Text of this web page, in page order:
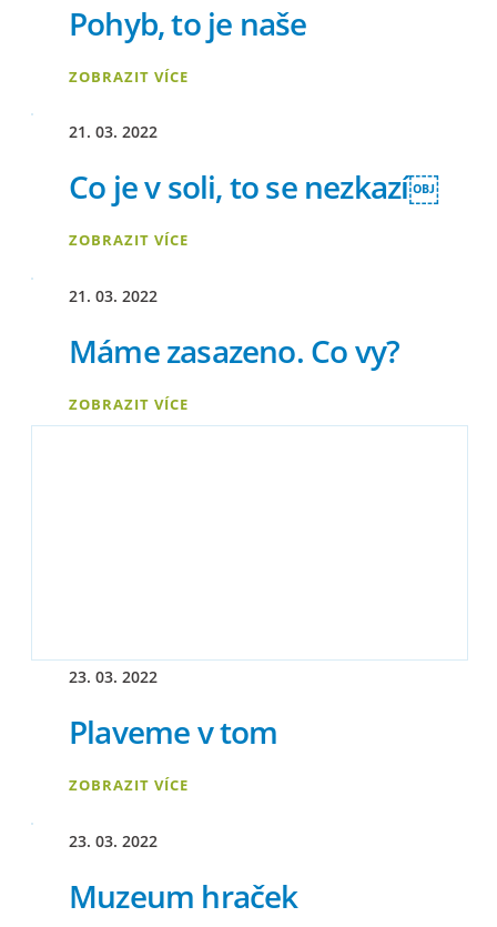
Pohyb, to je naše
ZOBRAZIT VÍCE
21. 03. 2022
Co je v soli, to se nezkazí￼
ZOBRAZIT VÍCE
21. 03. 2022
Máme zasazeno. Co vy?
ZOBRAZIT VÍCE
23. 03. 2022
Plaveme v tom
ZOBRAZIT VÍCE
23. 03. 2022
Muzeum hraček